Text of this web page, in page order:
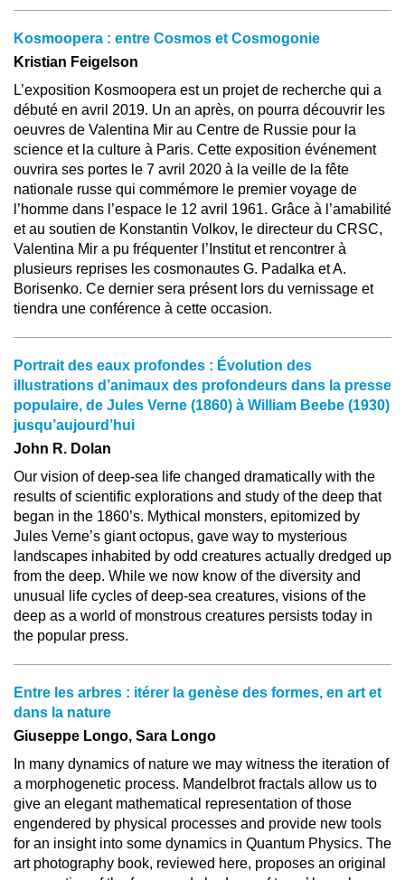
Kosmoopera : entre Cosmos et Cosmogonie
Kristian Feigelson
L’exposition Kosmoopera est un projet de recherche qui a
débuté en avril 2019. Un an après, on pourra découvrir les
oeuvres de Valentina Mir au Centre de Russie pour la
science et la culture à Paris. Cette exposition événement
ouvrira ses portes le 7 avril 2020 à la veille de la fête
nationale russe qui commémore le premier voyage de
l’homme dans l’espace le 12 avril 1961. Grâce à l’amabilité
et au soutien de Konstantin Volkov, le directeur du CRSC,
Valentina Mir a pu fréquenter l’Institut et rencontrer à
plusieurs reprises les cosmonautes G. Padalka et A.
Borisenko. Ce dernier sera présent lors du vernissage et
tiendra une conférence à cette occasion.
Portrait des eaux profondes : Évolution des
illustrations d’animaux des profondeurs dans la presse
populaire, de Jules Verne (1860) à William Beebe (1930)
jusqu’aujourd’hui
John R. Dolan
Our vision of deep-sea life changed dramatically with the
results of scientific explorations and study of the deep that
began in the 1860’s. Mythical monsters, epitomized by
Jules Verne’s giant octopus, gave way to mysterious
landscapes inhabited by odd creatures actually dredged up
from the deep. While we now know of the diversity and
unusual life cycles of deep-sea creatures, visions of the
deep as a world of monstrous creatures persists today in
the popular press.
Entre les arbres : itérer la genèse des formes, en art et
dans la nature
Giuseppe Longo, Sara Longo
In many dynamics of nature we may witness the iteration of
a morphogenetic process. Mandelbrot fractals allow us to
give an elegant mathematical representation of those
engendered by physical processes and provide new tools
for an insight into some dynamics in Quantum Physics. The
art photography book, reviewed here, proposes an original